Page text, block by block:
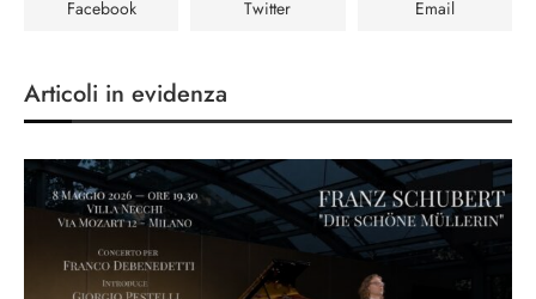
Facebook Twitter Email
Articoli in evidenza